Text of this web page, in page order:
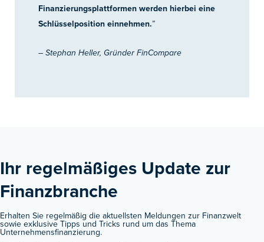
Finanzierungsplattformen werden hierbei eine
Schlüsselposition einnehmen.”
– Stephan Heller, Gründer FinCompare
Ihr regelmäßiges Update zur
Finanzbranche ​
Erhalten Sie regelmäßig die aktuellsten Meldungen zur Finanzwelt
sowie exklusive Tipps und Tricks rund um das Thema
Unternehmensfinanzierung.